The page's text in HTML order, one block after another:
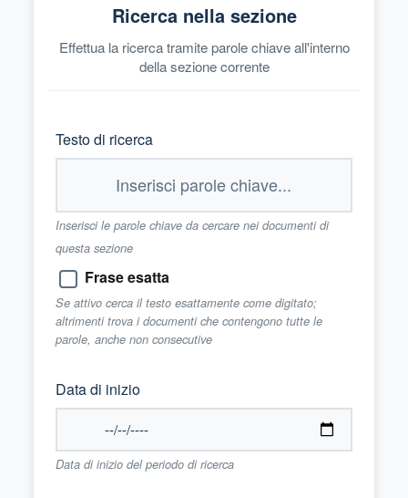
Ricerca nella sezione
Effettua la ricerca tramite parole chiave all'interno
della sezione corrente
Testo di ricerca
Inserisci le parole chiave da cercare nei documenti di
questa sezione
Frase esatta
Se attivo cerca il testo esattamente come digitato;
altrimenti trova i documenti che contengono tutte le
parole, anche non consecutive
Data di inizio
Data di inizio del periodo di ricerca